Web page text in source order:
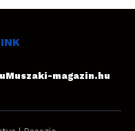
Muszaki-magazin.hu